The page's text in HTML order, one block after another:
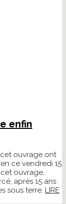
enfin
ouvrage ont
ce vendredi 15
ouvrage,
après 15 ans
sous terre. LIRE